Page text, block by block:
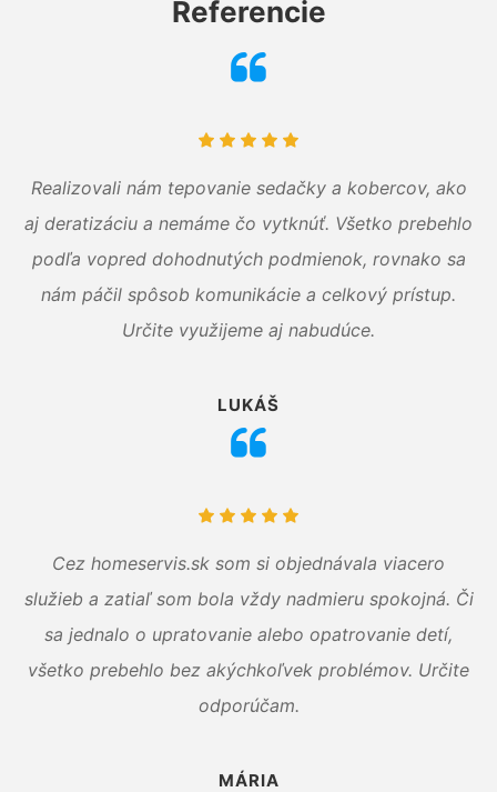
Referencie
Realizovali nám tepovanie sedačky a kobercov, ako
aj deratizáciu a nemáme čo vytknúť. Všetko prebehlo
podľa vopred dohodnutých podmienok, rovnako sa
nám páčil spôsob komunikácie a celkový prístup.
Určite využijeme aj nabudúce.
LUKÁŠ
Cez homeservis.sk som si objednávala viacero
služieb a zatiaľ som bola vždy nadmieru spokojná. Či
sa jednalo o upratovanie alebo opatrovanie detí,
všetko prebehlo bez akýchkoľvek problémov. Určite
odporúčam.
MÁRIA